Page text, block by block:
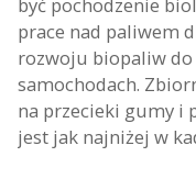
być pochodzenie
prace nad paliwem
rozwoju biopaliw
samochodach.
na przecieki gumy i
jest jak najniżej w